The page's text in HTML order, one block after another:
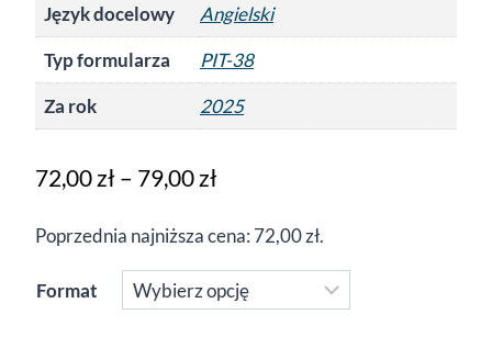
Język docelowy
Angielski
Typ formularza
PIT-38
Za rok
2025
72,00zł– 79,00złZakres
od
72,00 zł
Poprzednia najniższa cena: 72,00zł.
Format